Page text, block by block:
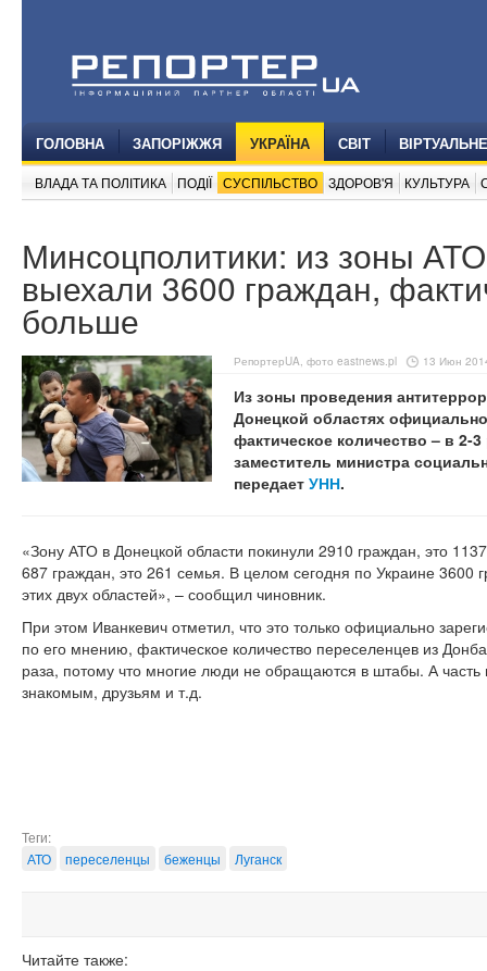
ГОЛОВНА ЗАПОРІЖЖЯ УКРАЇНА СВІТ
ВЛАДА ТА ПОЛІТИКА ПОДІЇ СУСПІЛЬСТВО ЗДОРОВ'Я КУЛЬТУРА
Минсоцполитики: из зоны
выехали 3600 граждан,
больше
РепортерUA, фото eastnews.pl 13 Июн
Из зоны проведения
Донецкой областях
фактическое количество – в
заместитель министра
передает УНН.
«Зону АТО в Донецкой области покинули 2910 граждан, это
687 граждан, это 261 семья. В целом сегодня по Украине 3600
этих двух областей», – сообщил чиновник.
При этом Иванкевич отметил, что это только официально
по его мнению, фактическое количество переселенцев из
раза, потому что многие люди не обращаются в штабы. А часть
знакомым, друзьям и т.д.
Теги:
АТО
переселенцы беженцы Луганск
Читайте также: